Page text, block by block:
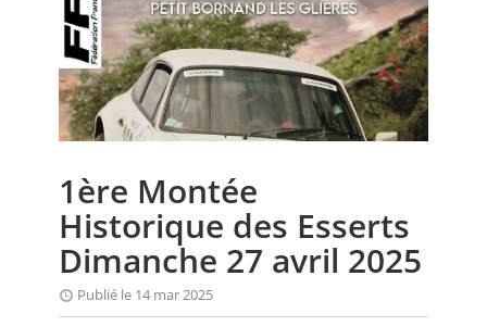
EVÈNEMENTS
CALENDRIER
FOCUS
ANNUAIRES
PETITES ANNONCES
1ère Montée
Historique des Esserts
Dimanche 27 avril 2025
Publié le 14 mar 2025